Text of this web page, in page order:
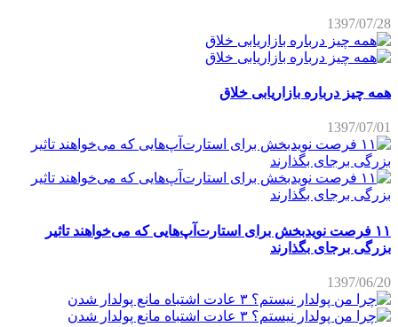
1397/07/28
همه چیز درباره بازاریابی خلاق
1397/07/01
۱۱ فرصت نویدبخش برای استارت‌آپ‌هایی که می‌خواهند تاثیر
بزرگی برجای بگذارند
1397/06/20